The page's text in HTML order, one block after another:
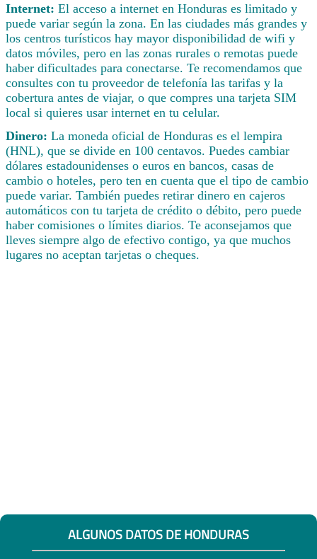
Internet: El acceso a internet en Honduras es limitado y
puede variar según la zona. En las ciudades más grandes y
los centros turísticos hay mayor disponibilidad de wifi y
datos móviles, pero en las zonas rurales o remotas puede
haber dificultades para conectarse. Te recomendamos que
consultes con tu proveedor de telefonía las tarifas y la
cobertura antes de viajar, o que compres una tarjeta SIM
local si quieres usar internet en tu celular.
Dinero: La moneda oficial de Honduras es el lempira
(HNL), que se divide en 100 centavos. Puedes cambiar
dólares estadounidenses o euros en bancos, casas de
cambio o hoteles, pero ten en cuenta que el tipo de cambio
puede variar. También puedes retirar dinero en cajeros
automáticos con tu tarjeta de crédito o débito, pero puede
haber comisiones o límites diarios. Te aconsejamos que
lleves siempre algo de efectivo contigo, ya que muchos
lugares no aceptan tarjetas o cheques.
ALGUNOS DATOS DE HONDURAS